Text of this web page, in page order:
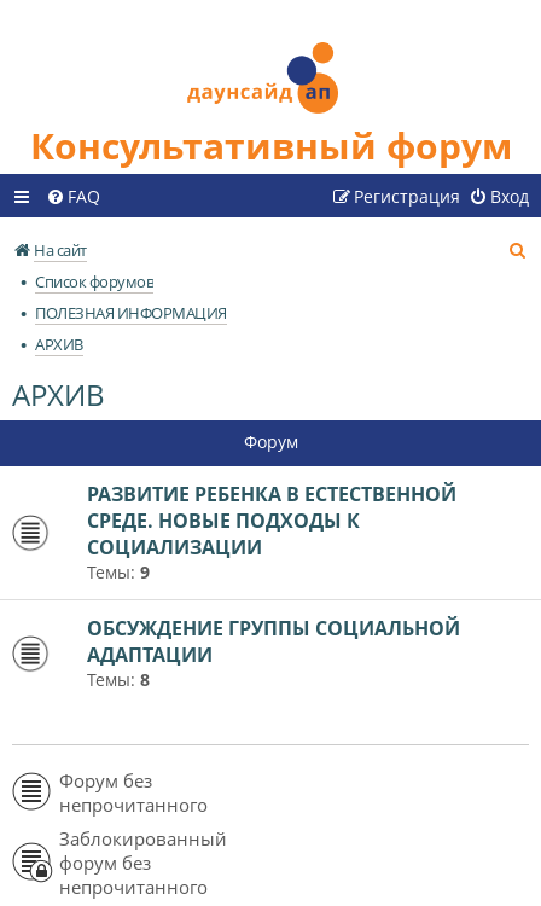
Консультативный форум
FAQ Вход
Регистрация
На сайт
Список форумов
ПОЛЕЗНАЯ ИНФОРМАЦИЯ
АРХИВ
АРХИВ
Форум
РАЗВИТИЕ РЕБЕНКА В ЕСТЕСТВЕННОЙ
СРЕДЕ. НОВЫЕ ПОДХОДЫ К
СОЦИАЛИЗАЦИИ
Темы: 9
ОБСУЖДЕНИЕ ГРУППЫ СОЦИАЛЬНОЙ
АДАПТАЦИИ
Темы: 8
Форум без
непрочитанного
Заблокированный
форум без
непрочитанного